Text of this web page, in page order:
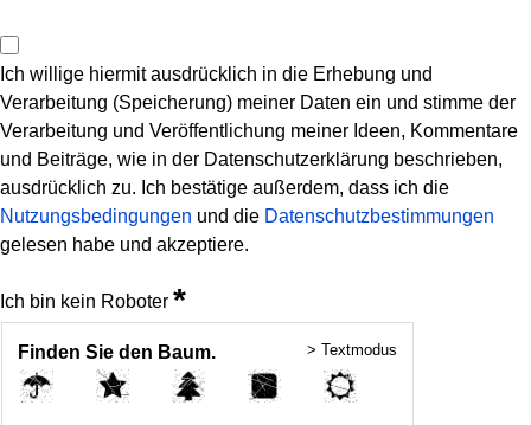
Ich willige hiermit ausdrücklich in die Erhebung und
Verarbeitung (Speicherung) meiner Daten ein und stimme der
Verarbeitung und Veröffentlichung meiner Ideen, Kommentare
und Beiträge, wie in der Datenschutzerklärung beschrieben,
ausdrücklich zu. Ich bestätige außerdem, dass ich die
Nutzungsbedingungen und die Datenschutzbestimmungen
gelesen habe und akzeptiere.
Ich bin kein Roboter *
Finden Sie den Baum. > Textmodus